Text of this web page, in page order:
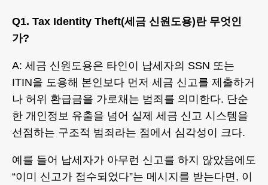
Q1. Tax Identity Theft(세금 신원도용)란 무엇인
가?
A: 세금 신원도용은 타인이 납세자의 SSN 또는
ITIN을 도용해 본인보다 먼저 세금 신고를 제출하거
나 허위 환급금을 가로채는 범죄를 의미한다. 단순
한 개인정보 유출을 넘어 실제 세금 신고 시스템을
선점하는 구조적 범죄라는 점에서 심각성이 크다.
예를 들어 납세자가 아무런 신고를 하지 않았음에도
“이미 신고가 접수되었다”는 메시지를 받는다면, 이